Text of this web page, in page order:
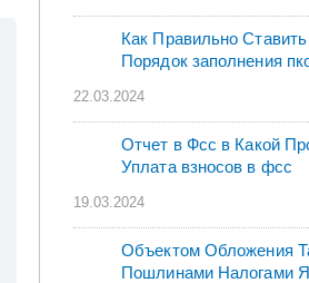
Как Правильно
Порядок заполнения
22.03.2024
Отчет в Фсс в Какой
Уплата взносов в фсс
19.03.2024
Объектом Обложения
Пошлинами Налогами